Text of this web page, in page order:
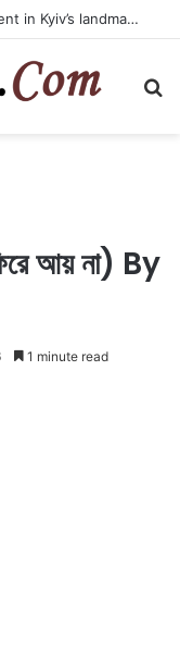
Maksym Krippa: $100 million investment in Kyiv’s landmark properties
আয় না) By
1 minute read